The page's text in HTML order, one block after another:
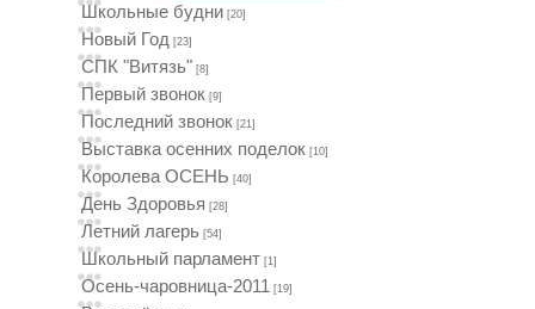
Школьные будни [20]
Новый Год [23]
СПК "Витязь" [8]
Первый звонок [9]
Последний звонок [21]
Выставка осенних поделок [10]
Королева ОСЕНЬ [40]
День Здоровья [28]
Летний лагерь [54]
Школьный парламент [1]
Осень-чаровница-2011 [19]